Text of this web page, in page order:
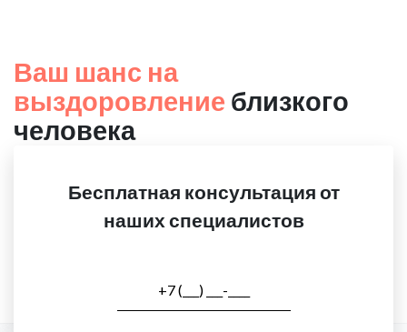
Ваш шанс на
выздоровление близкого
человека
Бесплатная консультация от
наших специалистов